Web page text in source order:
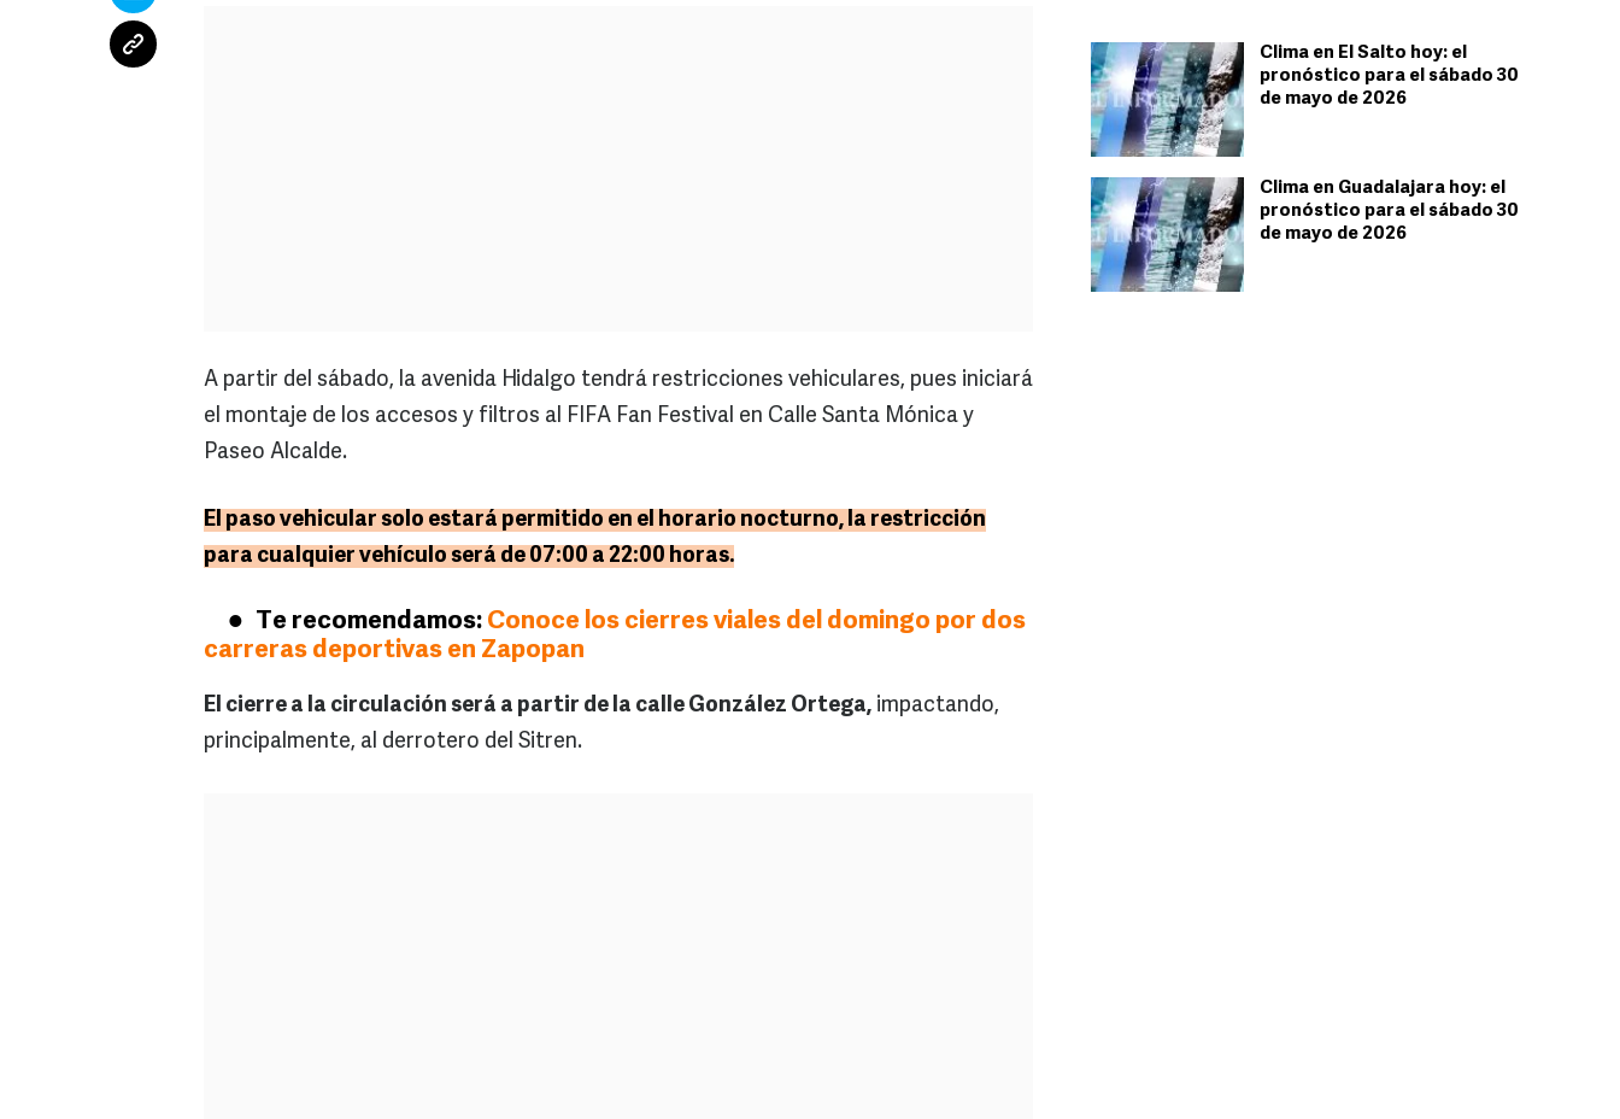
Clima en El Salto hoy: el
pronóstico para el sábado 30
de mayo de 2026
Clima en Guadalajara hoy: el
pronóstico para el sábado 30
de mayo de 2026
A partir del sábado, la avenida Hidalgo tendrá restricciones vehiculares, pues iniciará
el montaje de los accesos y filtros al FIFA Fan Festival en Calle Santa Mónica y
Paseo Alcalde.
El paso vehicular solo estará permitido en el horario nocturno, la restricción
para cualquier vehículo será de 07:00 a 22:00 horas.
Te recomendamos: Conoce los cierres viales del domingo por dos
carreras deportivas en Zapopan
El cierre a la circulación será a partir de la calle González Ortega, impactando,
principalmente, al derrotero del Sitren.